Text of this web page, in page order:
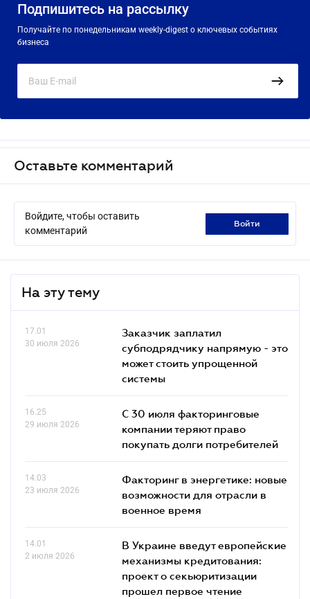
Подпишитесь на рассылку
Получайте по понедельникам weekly-digest о ключевых событиях
бизнеса
Оставьте комментарий
Войдите, чтобы оставить
комментарий
войти
На эту тему
17.01
30 июля 2026
Заказчик заплатил
субподрядчику напрямую - это
может стоить упрощенной
системы
16.25
29 июля 2026
С 30 июля факторинговые
компании теряют право
покупать долги потребителей
14.03
23 июля 2026
Факторинг в энергетике: новые
возможности для отрасли в
военное время
14.01
2 июля 2026
В Украине введут европейские
механизмы кредитования:
проект о секьюритизации
прошел первое чтение